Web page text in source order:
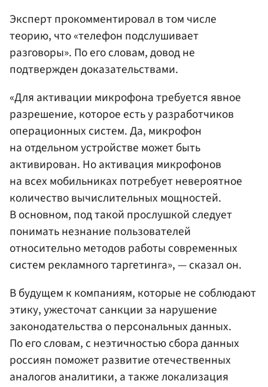
Эксперт прокомментировал в том числе
теорию, что «телефон подслушивает
разговоры». По его словам, довод не
подтвержден доказательствами.
«Для активации микрофона требуется явное
разрешение, которое есть у разработчиков
операционных систем. Да, микрофон
на отдельном устройстве может быть
активирован. Но активация микрофонов
на всех мобильниках потребует невероятное
количество вычислительных мощностей.
В основном, под такой прослушкой следует
понимать незнание пользователей
относительно методов работы современных
систем рекламного таргетинга», — сказал он.
В будущем к компаниям, которые не соблюдают
этику, ужесточат санкции за нарушение
законодательства о персональных данных.
По его словам, с неэтичностью сбора данных
россиян поможет развитие отечественных
аналогов аналитики, а также локализация